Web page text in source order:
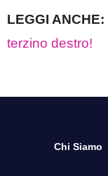
LEGGI ANCHE:
terzino destro!
Chi Siamo